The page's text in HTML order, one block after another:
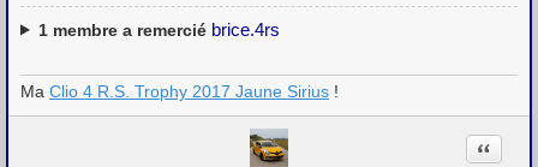
1membre a remercié brice.4rs
Ma Clio 4 R.S. Trophy 2017 Jaune Sirius !
Citation